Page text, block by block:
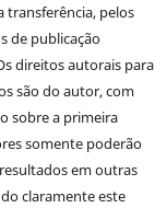
transferência, pelos
de publicação
direitos autorais para
são do autor, com
sobre a primeira
somente poderão
em outras
claramente este